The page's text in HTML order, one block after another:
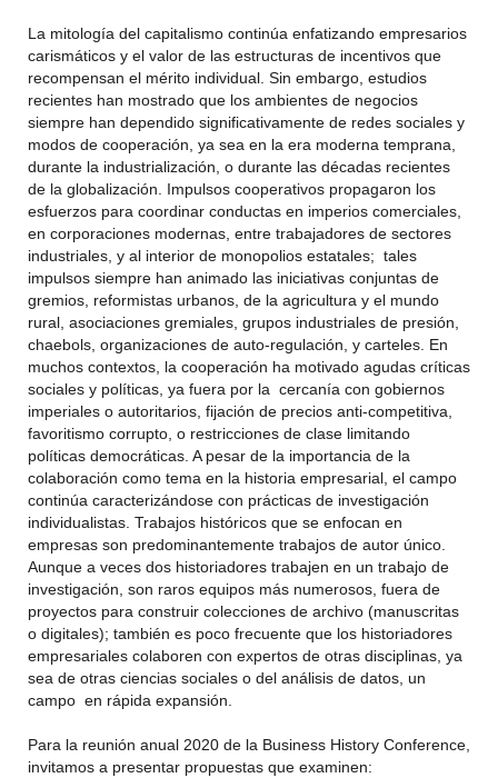
La mitología del capitalismo continúa enfatizando empresarios
carismáticos y el valor de las estructuras de incentivos que
recompensan el mérito individual. Sin embargo, estudios
recientes han mostrado que los ambientes de negocios
siempre han dependido significativamente de redes sociales y
modos de cooperación, ya sea en la era moderna temprana,
durante la industrialización, o durante las décadas recientes
de la globalización. Impulsos cooperativos propagaron los
esfuerzos para coordinar conductas en imperios comerciales,
en corporaciones modernas, entre trabajadores de sectores
industriales, y al interior de monopolios estatales; tales
impulsos siempre han animado las iniciativas conjuntas de
gremios, reformistas urbanos, de la agricultura y el mundo
rural, asociaciones gremiales, grupos industriales de presión,
chaebols, organizaciones de auto-regulación, y carteles. En
muchos contextos, la cooperación ha motivado agudas críticas
sociales y políticas, ya fuera por la cercanía con gobiernos
imperiales o autoritarios, fijación de precios anti-competitiva,
favoritismo corrupto, o restricciones de clase limitando
políticas democráticas. A pesar de la importancia de la
colaboración como tema en la historia empresarial, el campo
continúa caracterizándose con prácticas de investigación
individualistas. Trabajos históricos que se enfocan en
empresas son predominantemente trabajos de autor único.
Aunque a veces dos historiadores trabajen en un trabajo de
investigación, son raros equipos más numerosos, fuera de
proyectos para construir colecciones de archivo (manuscritas
o digitales); también es poco frecuente que los historiadores
empresariales colaboren con expertos de otras disciplinas, ya
sea de otras ciencias sociales o del análisis de datos, un
campo en rápida expansión.
Para la reunión anual 2020 de la Business History Conference,
invitamos a presentar propuestas que examinen: